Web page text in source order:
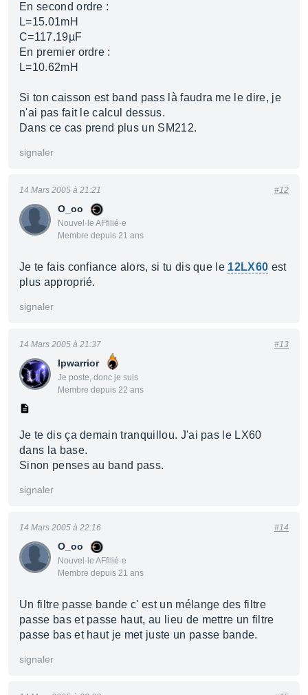
En second ordre :
L=15.01mH
C=117.19µF
En premier ordre :
L=10.62mH
Si ton caisson est band pass là faudra me le dire, je
n'ai pas fait le calcul dessus.
Dans ce cas prend plus un SM212.
signaler
O_oo
Nouvel·le AFfilié·e
Membre depuis 21 ans
14 Mars 2005 à 21:21 #12
Je te fais confiance alors, si tu dis que le 12LX60 est
plus approprié.
signaler
Ipwarrior
Je poste, donc je suis
Membre depuis 22 ans
14 Mars 2005 à 21:37 #13
Je te dis ça demain tranquillou. J'ai pas le LX60
dans la base.
Sinon penses au band pass.
signaler
O_oo
Nouvel·le AFfilié·e
Membre depuis 21 ans
14 Mars 2005 à 22:16 #14
Un filtre passe bande c' est un mélange des filtre
passe bas et passe haut, au lieu de mettre un filtre
passe bas et haut je met juste un passe bande.
signaler